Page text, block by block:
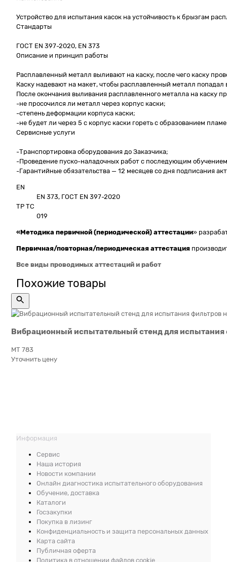
Устройство для испытания касок на устойчивость к брызгам
Стандарты
ГОСТ EN 397-2020, EN 373
Описание и принцип работы
Расплавленный металл выливают на каску, после чего каску
Каску надевают на макет, чтобы расплавленный металл
После окончания выливания расплавленного металла на каску
-не просочился ли металл через корпус каски;
-степень деформации корпуса каски;
-не будет ли через 5 с корпус каски гореть с образованием
Сервисные услуги
-Транспортировка оборудования до Заказчика;
-Проведение пуско-наладочных работ с последующим
-Гарантийные обязательства — 12 месяцев со дня подписания
EN
EN 373, ГОСТ EN 397-2020
ТР ТС
019
«Методика первичной (периодической) аттестации»
Первичная/повторная/периодическая аттестация
Все виды проводимых аттестаций и работ
Похожие товары
Вибрационный испытательный стенд для испытания
МТ 783
Уточнить цену
Информация
Сервис
Наша история
Новости компании
Онлайн диагностика испытательного оборудования
Обучение, доставка
Каталоги
Госзакупки
Покупка в лизинг
Конфиденциальность и защита персональных данных
Карта сайта
Публичная оферта
Политика в отношении файлов cookie